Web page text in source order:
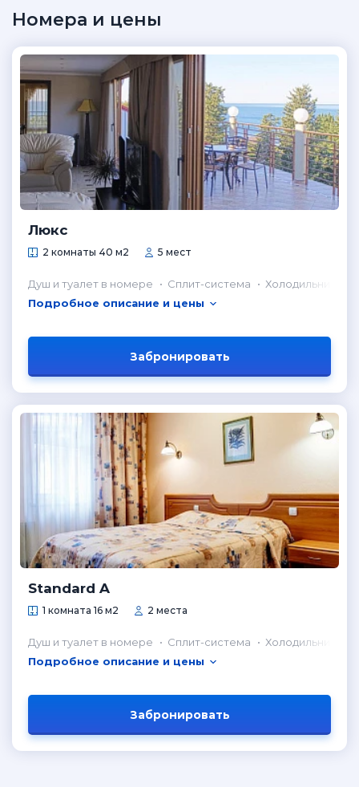
Номера и цены
Люкс
2 комнаты 40 м2 5 мест
Душ и туалет в номере Сплит-система
Холодильник в
Подробное описание и цены
Забронировать
Standard A
1 комната 16 м2 2 места
Душ и туалет в номере Сплит-система
Холодильник в
Подробное описание и цены
Забронировать